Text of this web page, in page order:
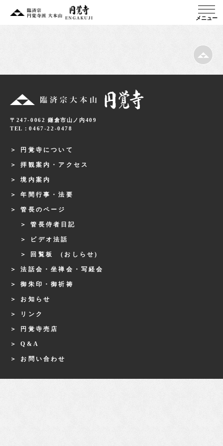
メニュー
〒247-0062 鎌倉市山ノ内409
TEL：0467-22-0478
円覚寺について
拝観案内・アクセス
境内案内
年間行事・法要
管長のページ
管長侍者日記
ビデオ法話
回覧板 (おしらせ)
法話会・坐禅会・写経会
御朱印・御祈祷
お知らせ
リンク
円覚寺売店
Q&A
お問い合わせ